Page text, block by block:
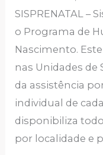
SISPRENATAL –
o Programa de
Nascimento.
nas Unidades de
da assistência
individual de
disponibiliza
por localidade e